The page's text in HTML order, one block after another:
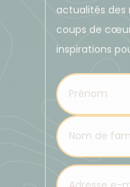
Pour les guides
journée durant
de leur laisser une
actualités des
coups de
inspirations